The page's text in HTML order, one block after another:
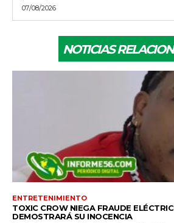
07/08/2026
NOTICIAS
ENTRETENIMIENTO
TOXIC CROW NIEGA FRAUDE
DEMOSTRARÁ SU INOCENCIA